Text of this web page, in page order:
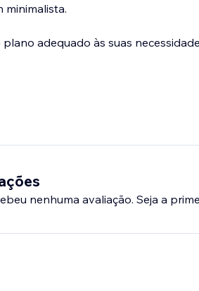
minimalista.
adequado às suas
nenhuma avaliação. Seja a